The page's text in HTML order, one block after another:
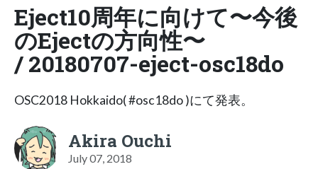
Eject10周年に向けて〜今後
のEjectの方向性〜
/ 20180707-eject-osc18do
OSC2018 Hokkaido( #osc18do )にて発表。
Akira Ouchi
July 07, 2018